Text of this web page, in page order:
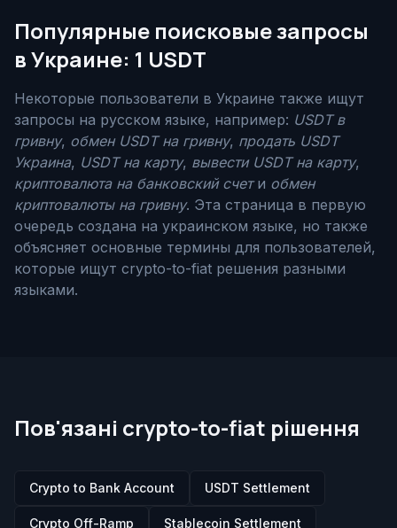
Популярные поисковые запросы
в Украине: 1 USDT
Некоторые пользователи в Украине также ищут
запросы на русском языке, например: USDT в
гривну, обмен USDT на гривну, продать USDT
Украина, USDT на карту, вывести USDT на карту,
криптовалюта на банковский счети обмен
криптовалюты на гривну. Эта страница в первую
очередь создана на украинском языке, но также
объясняет основные термины для пользователей,
которые ищут crypto-to-fiat решения разными
языками.
Пов'язані crypto-to-fiat рішення
Crypto to Bank Account USDT Settlement
Crypto Off-Ramp Stablecoin Settlement